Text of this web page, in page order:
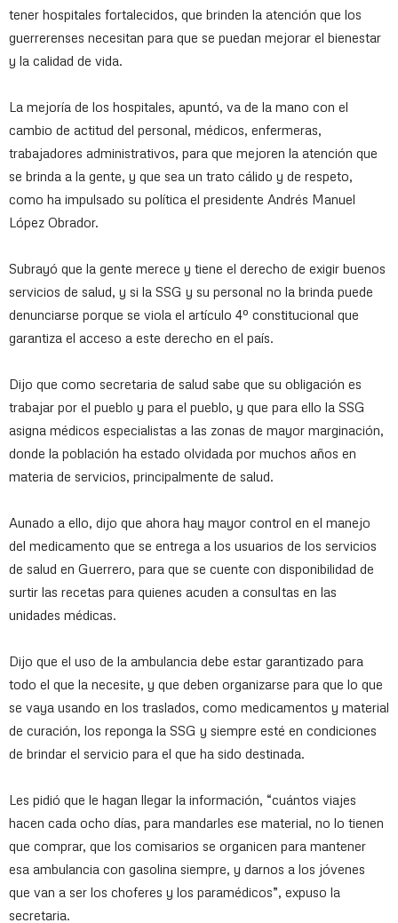
tener hospitales fortalecidos, que brinden la atención que los
guerrerenses necesitan para que se puedan mejorar el bienestar
y la calidad de vida.
La mejoría de los hospitales, apuntó, va de la mano con el
cambio de actitud del personal, médicos, enfermeras,
trabajadores administrativos, para que mejoren la atención que
se brinda a la gente, y que sea un trato cálido y de respeto,
como ha impulsado su política el presidente Andrés Manuel
López Obrador.
Subrayó que la gente merece y tiene el derecho de exigir buenos
servicios de salud, y si la SSG y su personal no la brinda puede
denunciarse porque se viola el artículo 4º constitucional que
garantiza el acceso a este derecho en el país.
Dijo que como secretaria de salud sabe que su obligación es
trabajar por el pueblo y para el pueblo, y que para ello la SSG
asigna médicos especialistas a las zonas de mayor marginación,
donde la población ha estado olvidada por muchos años en
materia de servicios, principalmente de salud.
Aunado a ello, dijo que ahora hay mayor control en el manejo
del medicamento que se entrega a los usuarios de los servicios
de salud en Guerrero, para que se cuente con disponibilidad de
surtir las recetas para quienes acuden a consultas en las
unidades médicas.
Dijo que el uso de la ambulancia debe estar garantizado para
todo el que la necesite, y que deben organizarse para que lo que
se vaya usando en los traslados, como medicamentos y material
de curación, los reponga la SSG y siempre esté en condiciones
de brindar el servicio para el que ha sido destinada.
Les pidió que le hagan llegar la información, “cuántos viajes
hacen cada ocho días, para mandarles ese material, no lo tienen
que comprar, que los comisarios se organicen para mantener
esa ambulancia con gasolina siempre, y darnos a los jóvenes
que van a ser los choferes y los paramédicos”, expuso la
secretaria.